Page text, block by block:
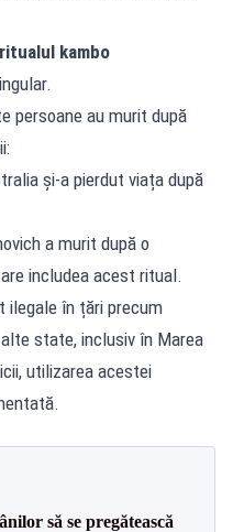
kambo
persoane au murit după
și-a pierdut viața după
a murit după o
includea acest ritual.
ilegale în țări precum
state, inclusiv în Marea
utilizarea acestei
să se pregătească